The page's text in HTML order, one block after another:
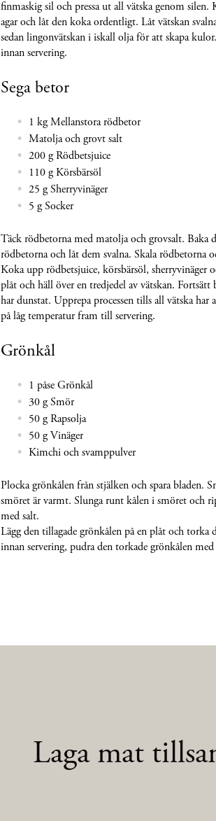
finmaskig sil och pressa ut all vätska genom
agar och låt den koka ordentligt. Låt vätskan
sedan lingonvätskan i iskall olja för att skapa
innan servering.
Sega betor
1 kg Mellanstora rödbetor
Matolja och grovt salt
200 g Rödbetsjuice
110 g Körsbärsöl
25 g Sherryvinäger
5 g Socker
Täck rödbetorna med matolja och grovsalt.
rödbetorna och låt dem svalna. Skala rödbetorna
Koka upp rödbetsjuice, körsbärsöl, sherryvinäger
plåt och häll över en tredjedel av vätskan.
har dunstat. Upprepa processen tills all vätska har
på låg temperatur fram till servering.
Grönkål
1 påse Grönkål
30 g Smör
50 g Rapsolja
50 g Vinäger
Kimchi och svamppulver
Plocka grönkålen från stjälken och spara bladen.
smöret är varmt. Slunga runt kålen i smöret och
med salt.
Lägg den tillagade grönkålen på en plåt och
innan servering, pudra den torkade grönkålen
Laga mat